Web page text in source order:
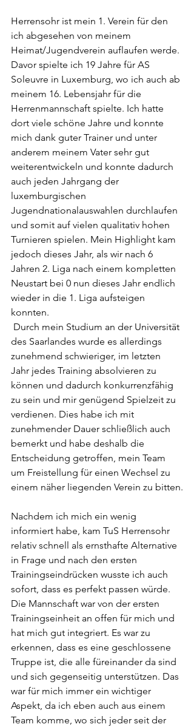
Herrensohr ist mein 1. Verein für den
ich abgesehen von meinem
Heimat/Jugendverein auflaufen werde.
Davor spielte ich 19 Jahre für AS
Soleuvre in Luxemburg, wo ich auch ab
meinem 16. Lebensjahr für die
Herrenmannschaft spielte. Ich hatte
dort viele schöne Jahre und konnte
mich dank guter Trainer und unter
anderem meinem Vater sehr gut
weiterentwickeln und konnte dadurch
auch jeden Jahrgang der
luxemburgischen
Jugendnationalauswahlen durchlaufen
und somit auf vielen qualitativ hohen
Turnieren spielen. Mein Highlight kam
jedoch dieses Jahr, als wir nach 6
Jahren 2. Liga nach einem kompletten
Neustart bei 0 nun dieses Jahr endlich
wieder in die 1. Liga aufsteigen
konnten.
des Saarlandes wurde es allerdings
zunehmend schwieriger, im letzten
Jahr jedes Training absolvieren zu
können und dadurch konkurrenzfähig
zu sein und mir genügend Spielzeit zu
verdienen. Dies habe ich mit
zunehmender Dauer schließlich auch
bemerkt und habe deshalb die
Entscheidung getroffen, mein Team
um Freistellung für einen Wechsel zu
einem näher liegenden Verein zu bitten.
Nachdem ich mich ein wenig
informiert habe, kam TuS Herrensohr
relativ schnell als ernsthafte Alternative
in Frage und nach den ersten
Trainingseindrücken wusste ich auch
sofort, dass es perfekt passen würde.
Die Mannschaft war von der ersten
Trainingseinheit an offen für mich und
hat mich gut integriert. Es war zu
erkennen, dass es eine geschlossene
Truppe ist, die alle füreinander da sind
und sich gegenseitig unterstützen. Das
war für mich immer ein wichtiger
Aspekt, da ich eben auch aus einem
Team komme, wo sich jeder seit der